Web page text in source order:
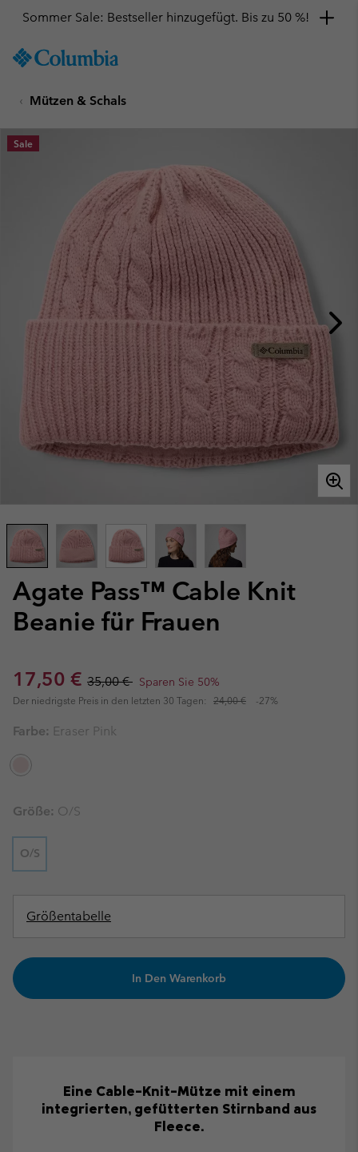
TO
SKIP
MAIN
NAV
SEARCH
Sommer Sale: Bestseller hinzugefügt. Bis zu 50 %!
Mützen & Schals
Agate Pass™ Cable Knit
Beanie für Frauen
Sale price:
17,50 € Regular price:
35,00 € Sparen Sie 50%
Der niedrigste Preis in den letzten 30 Tagen: 24,00 € -27%
Sale
Farbe: Eraser Pink
Größe: O/S
O/S
Größentabelle
In Den Warenkorb
Eine Cable-Knit-Mütze mit einem
integrierten, gefütterten Stirnband aus
Fleece.